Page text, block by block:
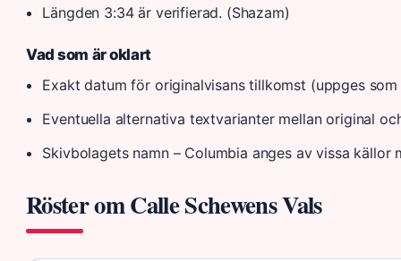
Längden 3:34 är verifierad. (Shazam)
Vad som är oklart
Exakt datum för originalvisans tillkomst (uppges
Eventuella alternativa textvarianter mellan original
Skivbolagets namn – Columbia anges av vissa
Röster om Calle Schewens Vals